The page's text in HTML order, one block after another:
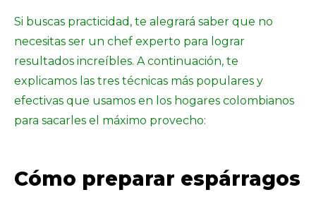
Si buscas practicidad, te alegrará saber que no
necesitas ser un chef experto para lograr
resultados increíbles. A continuación, te
explicamos las tres técnicas más populares y
efectivas que usamos en los hogares colombianos
para sacarles el máximo provecho:
Cómo preparar espárragos